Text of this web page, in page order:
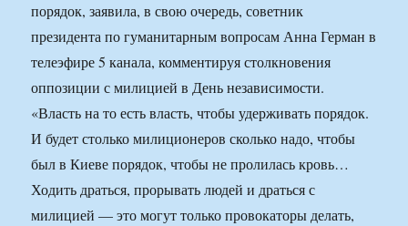
порядок, заявила, в свою очередь, советник
президента по гуманитарным вопросам Анна Герман в
телеэфире 5 канала, комментируя столкновения
оппозиции с милицией в День независимости.
«Власть на то есть власть, чтобы удерживать порядок.
И будет столько милиционеров сколько надо, чтобы
был в Киеве порядок, чтобы не пролилась кровь…
Ходить драться, прорывать людей и драться с
милицией — это могут только провокаторы делать,